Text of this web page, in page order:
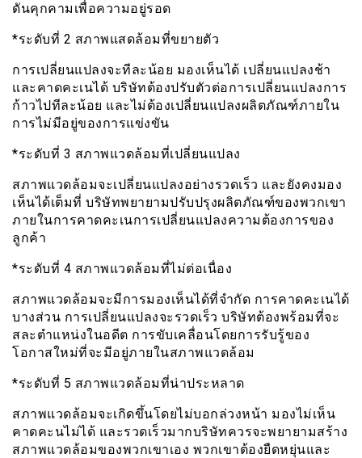
ดันคุกคามเพื่อความอยู่รอด
*ระดับที่ 2 สภาพแสดล้อมที่ขยายตัว
การเปลี่ยนแปลงจะทีละน้อย มองเห็นได้ เปลี่ยนแปลงช้า
และคาดคะเนได้ บริษัทต้องปรับตัวต่อการเปลี่ยนแปลงการ
ก้าวไปทีละน้อย และไม่ต้องเปลี่ยนแปลงผลิตภัณฑ์ภายใน
การไม่มีอยู่ของการแข่งขัน
*ระดับที่ 3 สภาพแวดล้อมที่เปลี่ยนแปลง
สภาพแวดล้อมจะเปลี่ยนแปลงอย่างรวดเร็ว และยังคงมอง
เห็นได้เต็มที่ บริษัทพยายามปรับปรุงผลิตภัณฑ์ของพวกเขา
ภายในการคาดคะเนการเปลี่ยนแปลงความต้องการของ
ลูกค้า
*ระดับที่ 4 สภาพแวดล้อมที่ไม่ต่อเนื่อง
สภาพแวดล้อมจะมีการมองเห็นได้ที่จำกัด การคาดคะเนได้
บางส่วน การเปลี่ยนแปลงจะรวดเร็ว บริษัทต้องพร้อมที่จะ
สละตำแหน่งในอดีต การขับเคลื่อนโดยการรับรู้ของ
โอกาสใหม่ที่จะมีอยู่ภายในสภาพแวดล้อม
*ระดับที่ 5 สภาพแวดล้อมที่น่าประหลาด
สภาพแวดล้อมจะเกิดขึ้นโดยไม่บอกล่วงหน้า มองไม่เห็น
คาดคะนไม่ได้ และรวดเร็วมากบริษัทควรจะพยายามสร้าง
สภาพแวดล้อมของพวกเขาเอง พวกเขาต้องยืดหยุ่นและ